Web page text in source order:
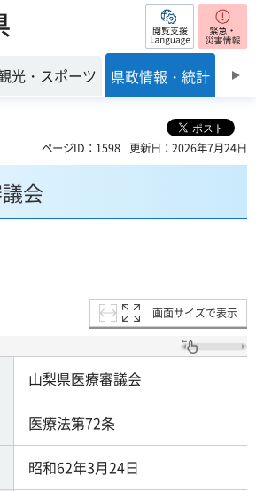
閲覧支援
示
光・スポーツ 県政情報・統計
ページID：1598 更新日：2026年7月24日
会
画面サイズで表示
山梨県医療審議会
医療法第72条
昭和62年3月24日